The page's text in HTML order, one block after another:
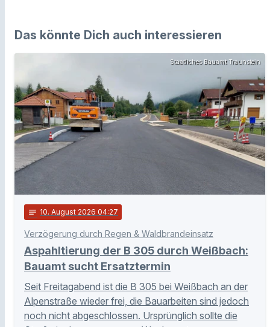
Das könnte Dich auch interessieren
Staatliches Bauamt Traunstein
notes 10. August 2026 04:27
Verzögerung durch Regen & Waldbrandeinsatz
Aspahltierung der B 305 durch Weißbach:
Bauamt sucht Ersatztermin
Seit Freitagabend ist die B 305 bei Weißbach an der
Alpenstraße wieder frei, die Bauarbeiten sind jedoch
noch nicht abgeschlossen. Ursprünglich sollte die